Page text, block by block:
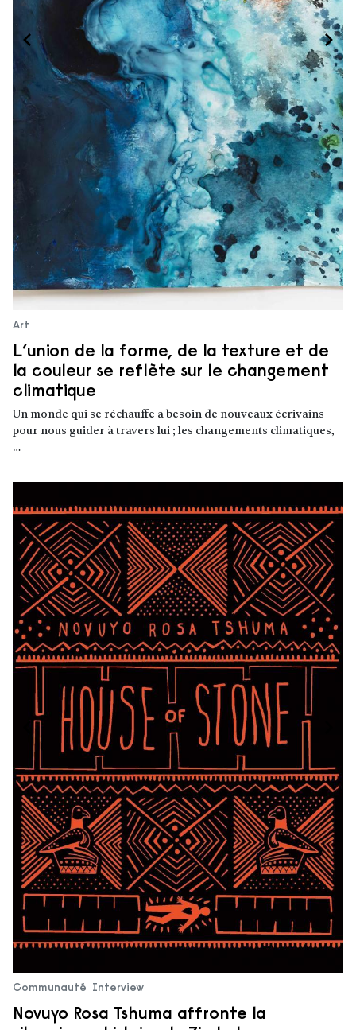
Art
L’union de la forme, de la texture et de
la couleur se reflète sur le changement
climatique
Un monde qui se réchauffe a besoin de nouveaux écrivains
pour nous guider à travers lui ; les changements climatiques,
…
Lire la suite
Communauté Interview
Novuyo Rosa Tshuma affronte la